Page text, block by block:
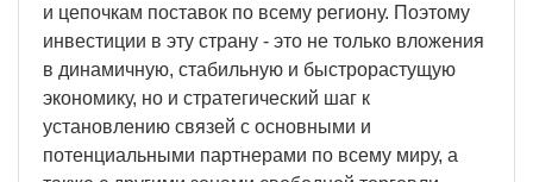
и цепочкам поставок по всему региону. Поэтому
инвестиции в эту страну - это не только вложения
в динамичную, стабильную и быстрорастущую
экономику, но и стратегический шаг к
установлению связей с основными и
потенциальными партнерами по всему миру, а